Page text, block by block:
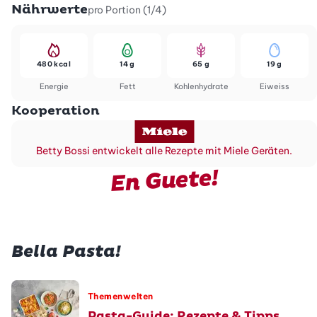
Nährwertepro Portion (1/4)
Energie
480 kcal
Fett
14 g
Kohlenhydrate
65 g
Eiweiss
19 g
Kooperation
Betty Bossi entwickelt alle Rezepte mit Miele Geräten.
En Guete!
Bella Pasta!
Themenwelten